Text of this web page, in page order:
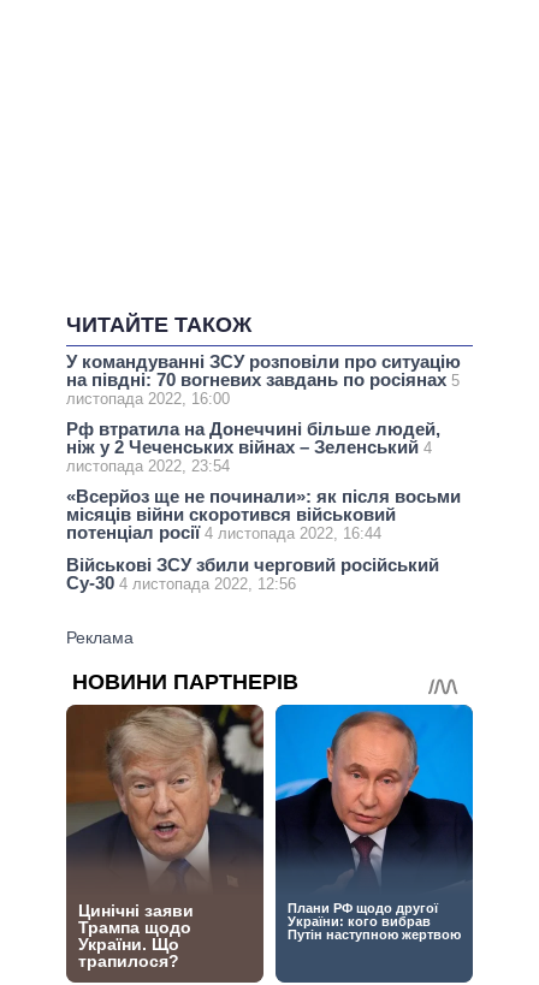
ЧИТАЙТЕ ТАКОЖ
У командуванні ЗСУ розповіли про ситуацію
на півдні: 70 вогневих завдань по росіянах 5
листопада 2022, 16:00
Рф втратила на Донеччині більше людей,
ніж у 2 Чеченських війнах – Зеленський 4
листопада 2022, 23:54
«Всерйоз ще не починали»: як після восьми
місяців війни скоротився військовий
потенціал росії 4 листопада 2022, 16:44
Військові ЗСУ збили черговий російський
Су-30 4 листопада 2022, 12:56